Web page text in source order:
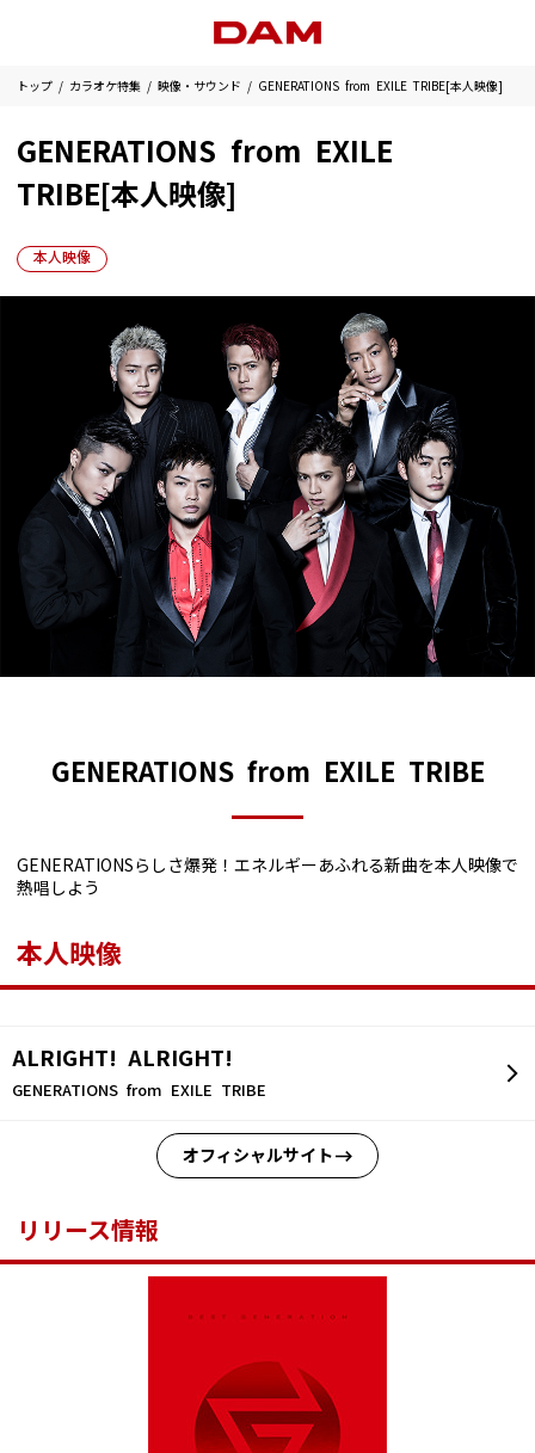
トップ カラオケ特集 映像・サウンド GENERATIONS from EXILE TRIBE[本人映像]
GENERATIONS from EXILE
TRIBE[本人映像]
本人映像
GENERATIONS from EXILE TRIBE
GENERATIONSらしさ爆発！エネルギーあふれる新曲を本人映像で
熱唱しよう
本人映像
ALRIGHT! ALRIGHT!
GENERATIONS from EXILE TRIBE
オフィシャルサイト
リリース情報